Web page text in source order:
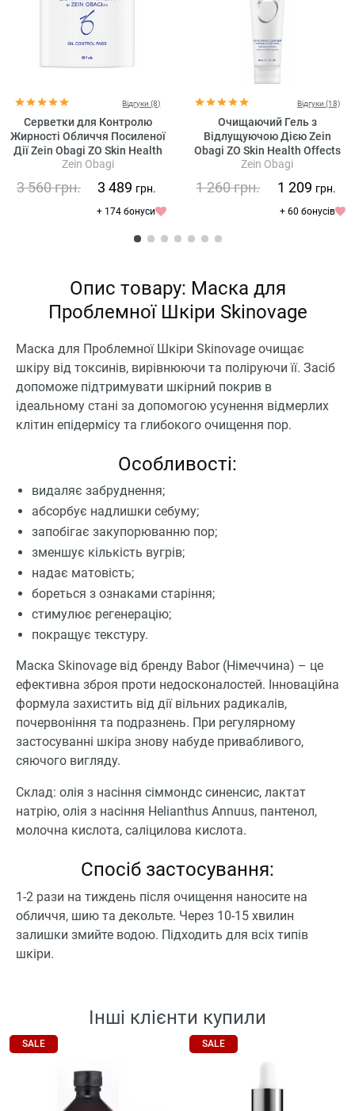
Відгуки (8)
Серветки для Контролю
Жирності Обличчя Посиленої
Дії Zein Obagi ZO Skin Health
Oil Control Pads
Zein Obagi
3 560грн. 3 489 грн.
+ 174 бонуси
Відгуки (18)
Очищаючий Гель з
Відлущуючою Дією Zein
Obagi ZO Skin Health Offects
Exfoliating Cleanser
Zein Obagi
1 260грн. 1 209 грн.
+ 60 бонусів
Опис товару: Маска для
Проблемної Шкіри Skinovage
Маска для Проблемної Шкіри Skinovage очищає
шкіру від токсинів, вирівнюючи та поліруючи її. Засіб
допоможе підтримувати шкірний покрив в
ідеальному стані за допомогою усунення відмерлих
клітин епідермісу та глибокого очищення пор.
Особливості:
видаляє забруднення;
абсорбує надлишки себуму;
запобігає закупорюванню пор;
зменшує кількість вугрів;
надає матовість;
бореться з ознаками старіння;
стимулює регенерацію;
покращує текстуру.
Маска Skinovage від бренду Babor (Німеччина) – це
ефективна зброя проти недосконалостей. Інноваційна
формула захистить від дії вільних радикалів,
почервоніння та подразнень. При регулярному
застосуванні шкіра знову набуде привабливого,
сяючого вигляду.
Склад: олія з насіння сіммондс синенсис, лактат
натрію, олія з насіння Helianthus Annuus, пантенол,
молочна кислота, саліцилова кислота.
Спосіб застосування:
1-2 рази на тиждень після очищення наносите на
обличчя, шию та декольте. Через 10-15 хвилин
залишки змийте водою. Підходить для всіх типів
шкіри.
Інші клієнти купили
SALE SALE